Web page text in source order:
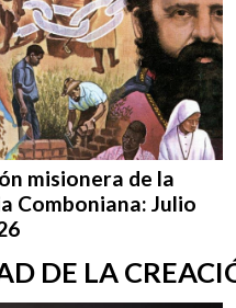
misionera de la
Comboniana: Julio
DE LA